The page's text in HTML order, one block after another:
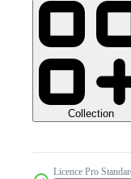
Collection
Licence Pro